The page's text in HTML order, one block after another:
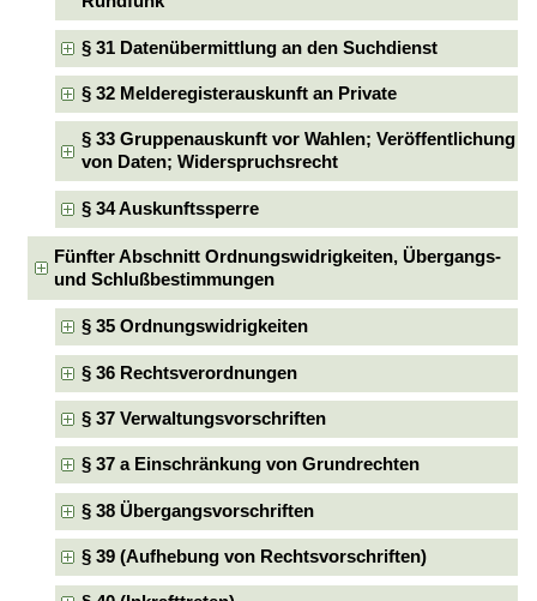
§ 31 Datenübermittlung an den Suchdienst
§ 32 Melderegisterauskunft an Private
§ 33 Gruppenauskunft vor Wahlen; Veröffentlichung
von Daten; Widerspruchsrecht
§ 34 Auskunftssperre
Fünfter Abschnitt Ordnungswidrigkeiten, Übergangs-
und Schlußbestimmungen
§ 35 Ordnungswidrigkeiten
§ 36 Rechtsverordnungen
§ 37 Verwaltungsvorschriften
§ 37 a Einschränkung von Grundrechten
§ 38 Übergangsvorschriften
§ 39 (Aufhebung von Rechtsvorschriften)